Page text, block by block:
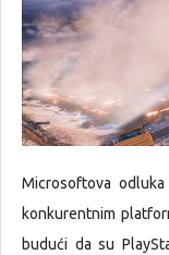
Microsoftova
konkurentnim
budući da su